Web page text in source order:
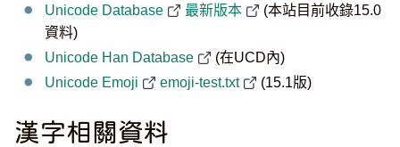
Unicode Database 最新版本
(本站目前收錄15.0
資料)
Unicode Han Database
(在UCD內)
Unicode Emoji
emoji-test.txt (15.1版)
漢字相關資料